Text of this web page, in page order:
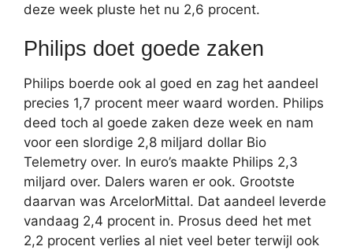
deze week pluste het nu 2,6 procent.
Philips doet goede zaken
Philips boerde ook al goed en zag het aandeel
precies 1,7 procent meer waard worden. Philips
deed toch al goede zaken deze week en nam
voor een slordige 2,8 miljard dollar Bio
Telemetry over. In euro’s maakte Philips 2,3
miljard over. Dalers waren er ook. Grootste
daarvan was ArcelorMittal. Dat aandeel leverde
vandaag 2,4 procent in. Prosus deed het met
2,2 procent verlies al niet veel beter terwijl ook